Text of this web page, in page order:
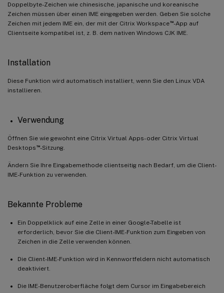
Doppelbyte-Zeichen wie chinesische, japanische und koreanische
Zeichen müssen über einen IME eingegeben werden. Geben Sie solche
Zeichen mit jedem IME ein, der mit der Citrix Workspace™-App auf
Clientseite kompatibel ist, z. B. dem nativen Windows CJK IME.
Installation
Diese Funktion wird automatisch installiert, wenn Sie den Linux VDA
installieren.
Verwendung
Öffnen Sie wie gewohnt eine Citrix Virtual Apps- oder Citrix Virtual
Desktops ™-Sitzung.
Ändern Sie Ihre Eingabemethode clientseitig nach Bedarf, um die Client-
IME-Funktion zu verwenden.
Bekannte Probleme
Ein Doppelklick auf eine Zelle in einer Google-Tabelle ist
erforderlich, bevor Sie die Client-IME-Funktion zum Eingeben von
Zeichen in die Zelle verwenden können.
Die Client-IME-Funktion wird in Kennwortfeldern nicht automatisch
deaktiviert.
Die IME-Benutzeroberfläche folgt dem Cursor im Eingabebereich